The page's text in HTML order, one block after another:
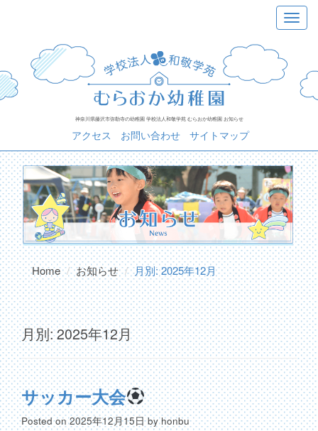
Toggle
神奈川県藤沢市弥勒寺の幼稚園 学校法人和敬学苑 むらおか幼稚園 お知らせ
アクセス お問い合わせ サイトマップ
Home お知らせ 月別: 2025年12月
月別: 2025年12月
サッカー大会
Posted on2025年12月15日byhonbu